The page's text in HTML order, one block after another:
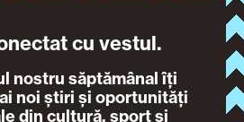
cu vestul.
nostru săptămânal îți
noi știri și oportunități
din cultură, sport și